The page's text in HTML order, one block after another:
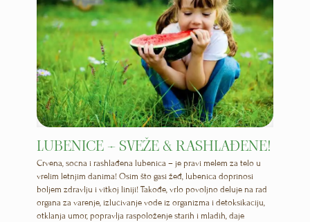
LUBENICE – SVEŽE & RASHLAĐENE!
Crvena, sočna i rashlađena lubenica – je pravi melem za telo u
vrelim letnjim danima! Osim što gasi žeđ, lubenica doprinosi
boljem zdravlju i vitkoj liniji! Takođe, vrlo povoljno deluje na rad
organa za varenje, izlučivanje vode iz organizma i detoksikaciju,
otklanja umor, popravlja raspoloženje starih i mladih, daje